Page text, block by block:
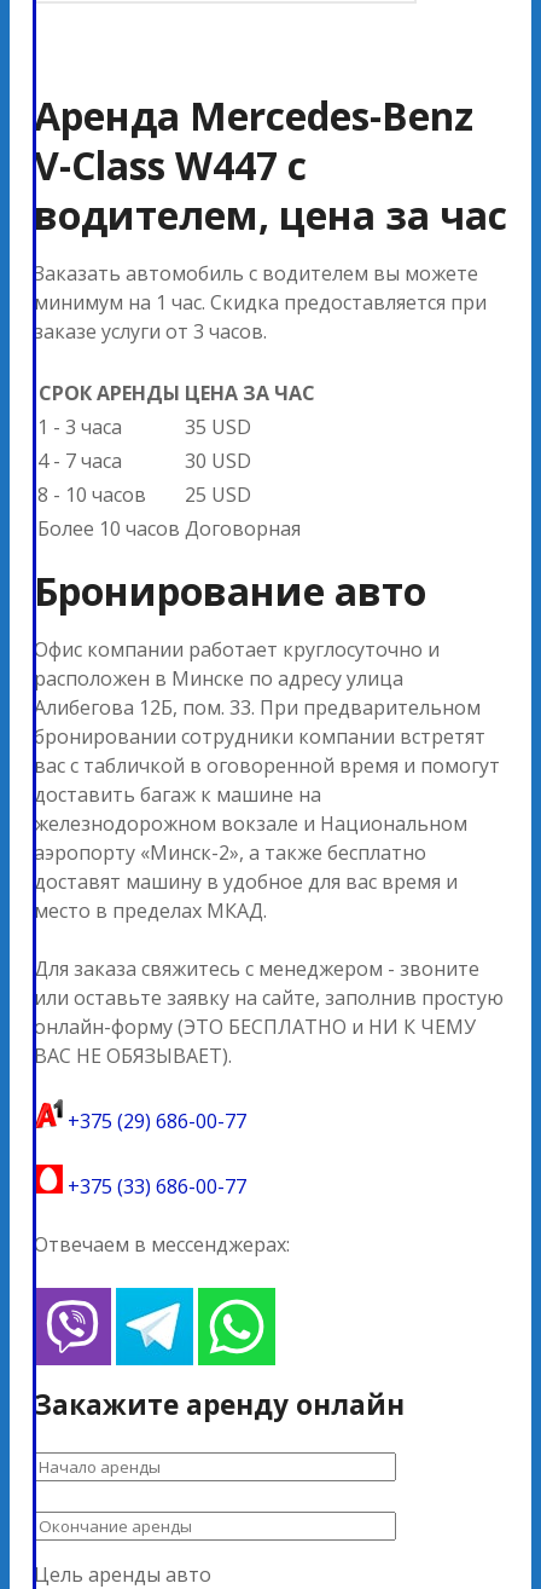
Аренда Mercedes-Benz
V-Class W447 с
водителем, цена за час
Заказать автомобиль с водителем вы можете
минимум на 1 час. Скидка предоставляется при
заказе услуги от 3 часов.
СРОК АРЕНДЫ ЦЕНА ЗА ЧАС
1 - 3 часа
35 USD
4 - 7 часа
30 USD
8 - 10 часов
25 USD
Более 10 часов Договорная
Бронирование авто
Офис компании работает круглосуточно и
расположен в Минске по адресу улица
Алибегова 12Б, пом. 33. При предварительном
бронировании сотрудники компании встретят
вас с табличкой в оговоренной время и помогут
доставить багаж к машине на
железнодорожном вокзале и Национальном
аэропорту «Минск-2», а также бесплатно
доставят машину в удобное для вас время и
место в пределах МКАД.
Для заказа свяжитесь с менеджером - звоните
или оставьте заявку на сайте, заполнив простую
онлайн-форму (ЭТО БЕСПЛАТНО и НИ К ЧЕМУ
ВАС НЕ ОБЯЗЫВАЕТ).
+375 (29) 686-00-77
+375 (33) 686-00-77
Отвечаем в мессенджерах:
Закажите аренду онлайн
Цель аренды авто